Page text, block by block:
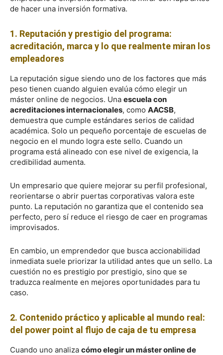
de hacer una inversión formativa.
1. Reputación y prestigio del programa:
acreditación, marca y lo que realmente miran los
empleadores
La reputación sigue siendo uno de los factores que más
peso tienen cuando alguien evalúa cómo elegir un
máster online de negocios. Una escuela con
acreditaciones internacionales, como AACSB,
demuestra que cumple estándares serios de calidad
académica. Solo un pequeño porcentaje de escuelas de
negocio en el mundo logra este sello. Cuando un
programa está alineado con ese nivel de exigencia, la
credibilidad aumenta.
Un empresario que quiere mejorar su perfil profesional,
reorientarse o abrir puertas corporativas valora este
punto. La reputación no garantiza que el contenido sea
perfecto, pero sí reduce el riesgo de caer en programas
improvisados.
En cambio, un emprendedor que busca accionabilidad
inmediata suele priorizar la utilidad antes que un sello. La
cuestión no es prestigio por prestigio, sino que se
traduzca realmente en mejores oportunidades para tu
caso.
2. Contenido práctico y aplicable al mundo real:
del power point al flujo de caja de tu empresa
Cuando uno analiza cómo elegir un máster online de